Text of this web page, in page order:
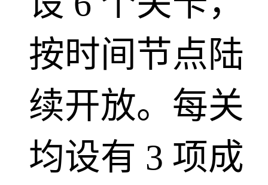
按时间节点陆
续开放。每关
均设有 3 项成